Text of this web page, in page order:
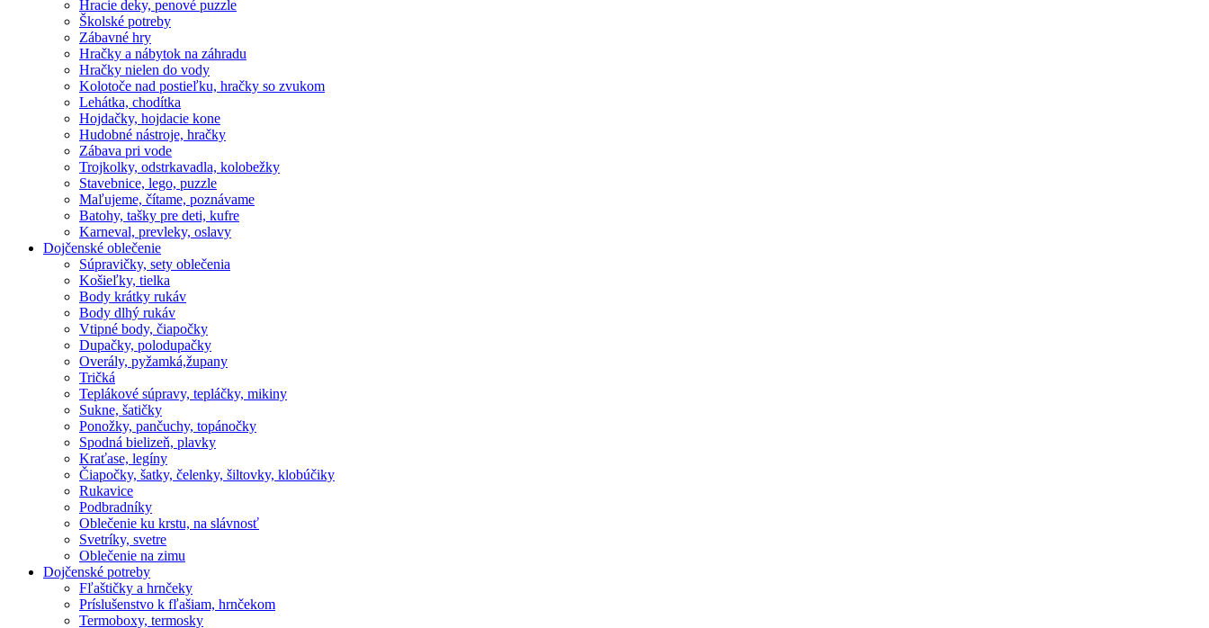
Hracie deky, penové puzzle
Školské potreby
Zábavné hry
Hračky a nábytok na záhradu
Hračky nielen do vody
Kolotoče nad postieľku, hračky so zvukom
Lehátka, chodítka
Hojdačky, hojdacie kone
Hudobné nástroje, hračky
Zábava pri vode
Trojkolky, odstrkavadla, kolobežky
Stavebnice, lego, puzzle
Maľujeme, čítame, poznávame
Batohy, tašky pre deti, kufre
Karneval, prevleky, oslavy
Dojčenské oblečenie
Súpravičky, sety oblečenia
Košieľky, tielka
Body krátky rukáv
Body dlhý rukáv
Vtipné body, čiapočky
Dupačky, polodupačky
Overály, pyžamká,župany
Tričká
Teplákové súpravy, tepláčky, mikiny
Sukne, šatičky
Ponožky, pančuchy, topánočky
Spodná bielizeň, plavky
Kraťase, legíny
Čiapočky, šatky, čelenky, šiltovky, klobúčiky
Rukavice
Podbradníky
Oblečenie ku krstu, na slávnosť
Svetríky, svetre
Oblečenie na zimu
Dojčenské potreby
Fľaštičky a hrnčeky
Príslušenstvo k fľašiam, hrnčekom
Termoboxy, termosky